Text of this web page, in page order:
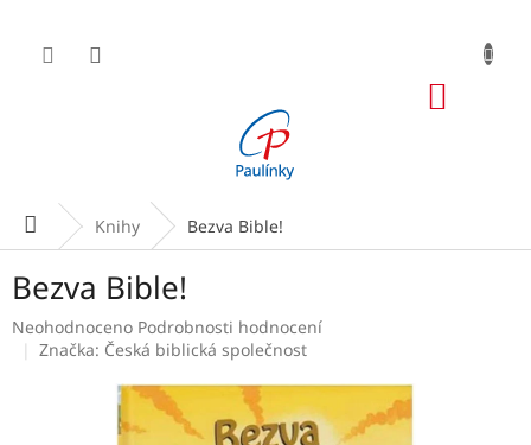
obsah
Domů Knihy Bezva Bible!
Bezva Bible!
Průměrné
hodnocení
Neohodnoceno Podrobnosti hodnocení
Značka: Česká biblická společnost